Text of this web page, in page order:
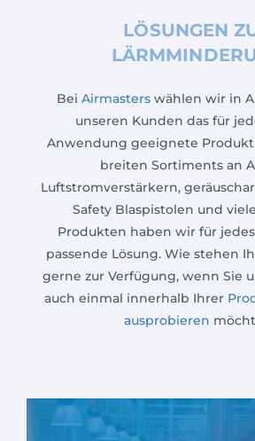
LÖSUNGEN
BeiAirmasters wählen wir in
unseren Kunden das für
Anwendung geeignete
breiten Sortiments an
Luftstromverstärkern,
Safety Blaspistolen und
Produkten haben wir für
passende Lösung. Wie stehen
gerne zur Verfügung, wenn Sie
auch einmal innerhalb Ihrer
ausprobieren